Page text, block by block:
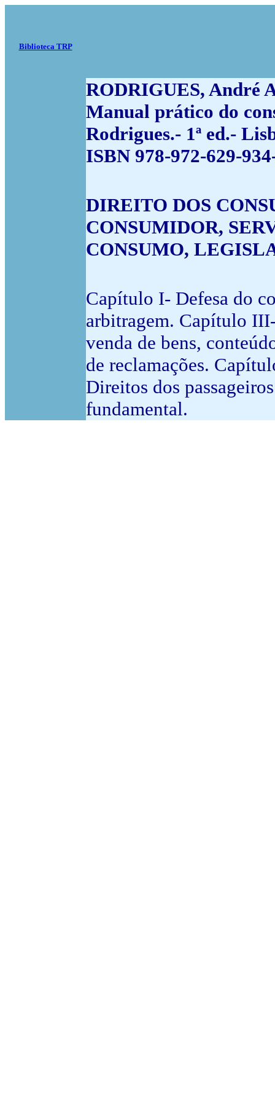
Biblioteca TRP
RODRIGUES, André
Manual prático do
Rodrigues.- 1ª ed.-
ISBN 978-972-629-
DIREITO DOS
CONSUMIDOR,
CONSUMO,
Capítulo I- Defesa do
arbitragem. Capítulo
venda de bens,
de reclamações.
Direitos dos
fundamental.